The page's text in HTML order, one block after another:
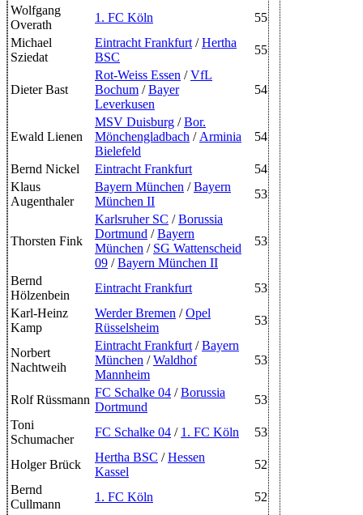
Wolfgang
Overath
1. FC Köln
55
Michael
Sziedat
Eintracht Frankfurt /Hertha
BSC
55
Dieter Bast
Rot-Weiss Essen /VfL
Bochum /Bayer
Leverkusen
54
Ewald Lienen
MSV Duisburg /Bor.
Mönchengladbach / Arminia
Bielefeld
54
Bernd Nickel Eintracht Frankfurt
54
Klaus
Augenthaler
Bayern München /Bayern
München II
53
Thorsten Fink
Karlsruher SC /Borussia
Dortmund /Bayern
München / SG Wattenscheid
09 /Bayern München II
53
Bernd
Hölzenbein
Eintracht Frankfurt
53
Karl-Heinz
Kamp
Werder Bremen /Opel
Rüsselsheim
53
Norbert
Nachtweih
Eintracht Frankfurt /Bayern
München /Waldhof
Mannheim
53
Rolf Rüssmann
FC Schalke 04 /Borussia
Dortmund
53
Toni
Schumacher
FC Schalke 04 / 1. FC Köln 53
Holger Brück
Hertha BSC /Hessen
Kassel
52
Bernd
Cullmann
1. FC Köln
52